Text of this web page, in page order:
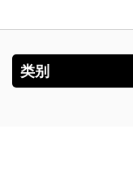
类别